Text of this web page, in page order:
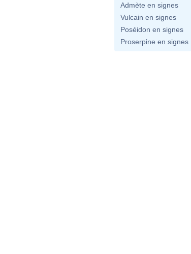
Admète en signes
Vulcain en signes
Poséidon en signes
Proserpine en signes